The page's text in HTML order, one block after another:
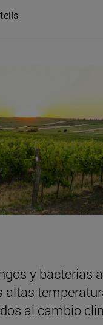
y bacterias
altas
al cambio